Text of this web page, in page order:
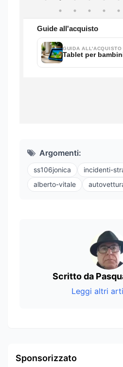
Argomenti:
ss106jonica incidenti-
alberto-vitale
Scritto da
Leggi altri
Sponsorizzato